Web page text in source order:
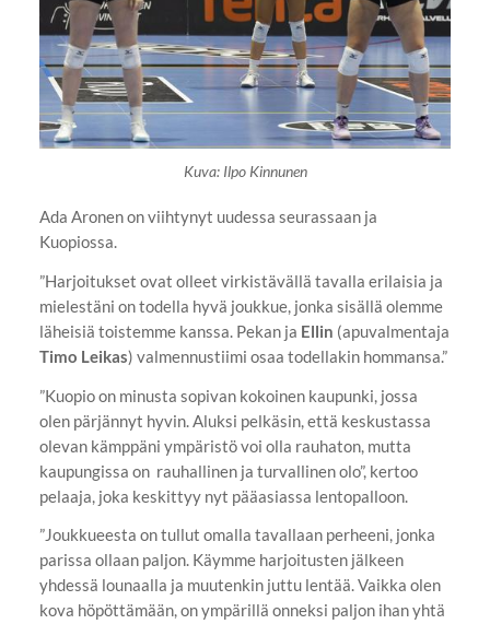
Kuva: Ilpo Kinnunen
Ada Aronen on viihtynyt uudessa seurassaan ja
Kuopiossa.
”Harjoitukset ovat olleet virkistävällä tavalla erilaisia ja
mielestäni on todella hyvä joukkue, jonka sisällä olemme
läheisiä toistemme kanssa. Pekan ja Ellin (apuvalmentaja
Timo Leikas) valmennustiimi osaa todellakin hommansa.”
”Kuopio on minusta sopivan kokoinen kaupunki, jossa
olen pärjännyt hyvin. Aluksi pelkäsin, että keskustassa
olevan kämppäni ympäristö voi olla rauhaton, mutta
kaupungissa on rauhallinen ja turvallinen olo”, kertoo
pelaaja, joka keskittyy nyt pääasiassa lentopalloon.
”Joukkueesta on tullut omalla tavallaan perheeni, jonka
parissa ollaan paljon. Käymme harjoitusten jälkeen
yhdessä lounaalla ja muutenkin juttu lentää. Vaikka olen
kova höpöttämään, on ympärillä onneksi paljon ihan yhtä